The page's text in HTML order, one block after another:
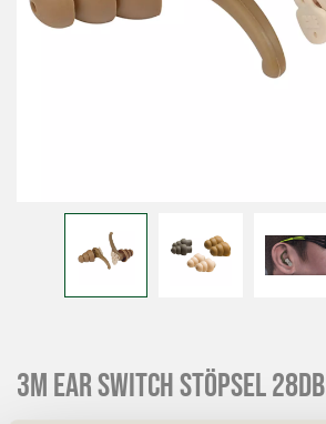
3M EAR Switch Stöpsel 28db